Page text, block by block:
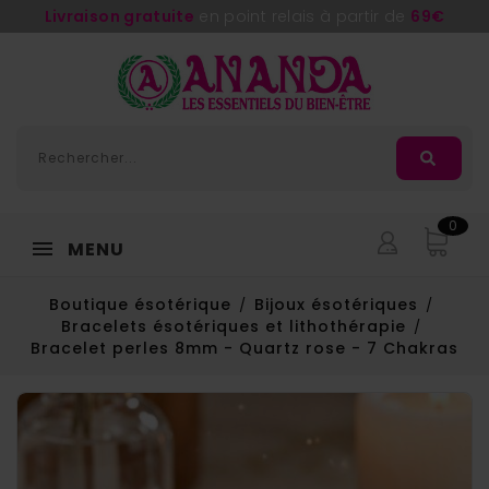
Livraison gratuite 69€
MENU
0
Boutique ésotérique
Bijoux ésotériques
Bracelets ésotériques et lithothérapie
Bracelet perles 8mm - Quartz rose - 7 Chakras